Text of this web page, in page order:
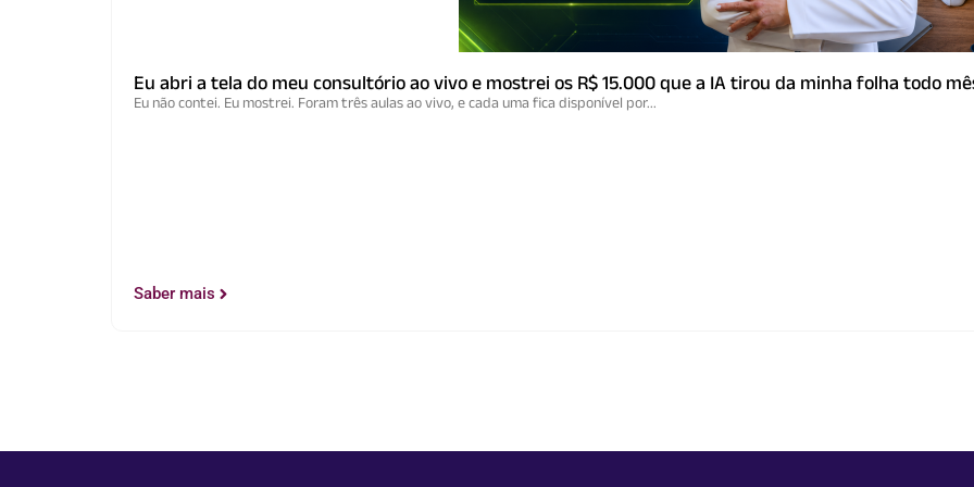
Eu abri a tela do meu consultório ao vivo e mostrei os R$ 15.000 que a IA tirou da minha folha todo
Eu não contei. Eu mostrei. Foram três aulas ao vivo, e cada uma fica disponível por...
Saber mais